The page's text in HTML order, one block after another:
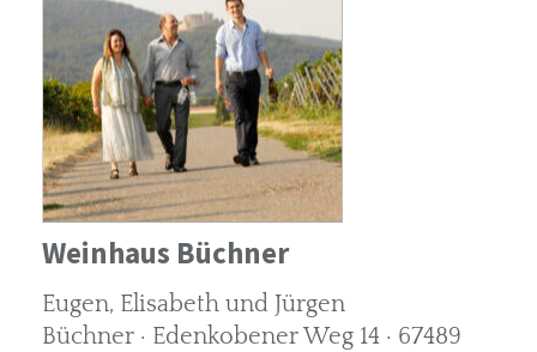
Weinhaus Büchner
Eugen, Elisabeth und Jürgen
Büchner · Edenkobener Weg 14 · 67489